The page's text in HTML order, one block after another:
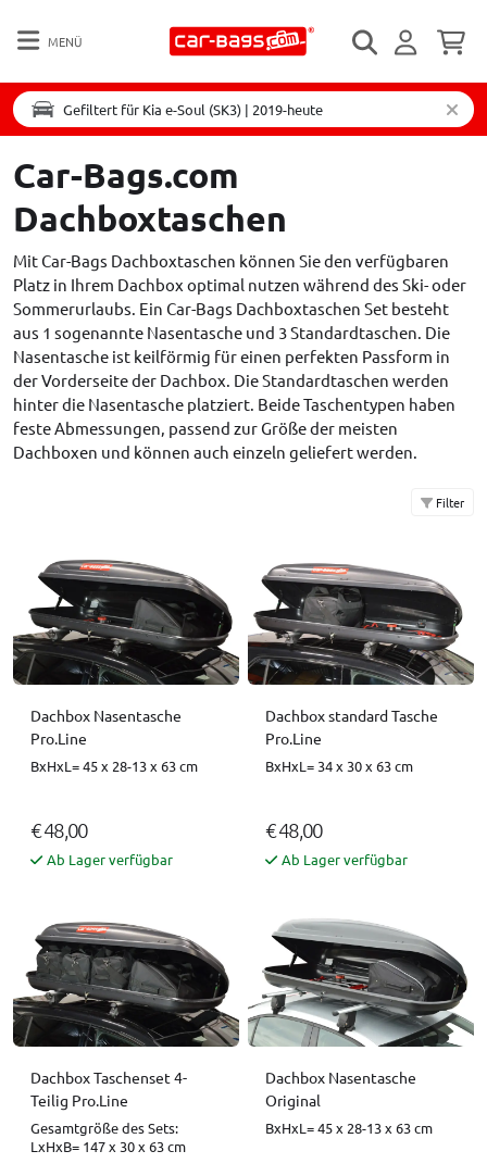
MENÜ
Gefiltert für Kia e-Soul (SK3) | 2019-heute
Car-Bags.com
Dachboxtaschen
Mit Car-Bags Dachboxtaschen können Sie den verfügbaren
Platz in Ihrem Dachbox optimal nutzen während des Ski- oder
Sommerurlaubs. Ein Car-Bags Dachboxtaschen Set besteht
aus 1 sogenannte Nasentasche und 3 Standardtaschen. Die
Nasentasche ist keilförmig für einen perfekten Passform in
der Vorderseite der Dachbox. Die Standardtaschen werden
hinter die Nasentasche platziert. Beide Taschentypen haben
feste Abmessungen, passend zur Größe der meisten
Dachboxen und können auch einzeln geliefert werden.
Filter
Dachbox Nasentasche
Pro.Line
BxHxL= 45 x 28-13 x 63 cm
€ 48,00
Ab Lager verfügbar
Dachbox standard Tasche
Pro.Line
BxHxL= 34 x 30 x 63 cm
€ 48,00
Ab Lager verfügbar
Dachbox Taschenset 4-
Teilig Pro.Line
Gesamtgröße des Sets:
LxHxB= 147 x 30 x 63 cm
Dachbox Nasentasche
Original
BxHxL= 45 x 28-13 x 63 cm